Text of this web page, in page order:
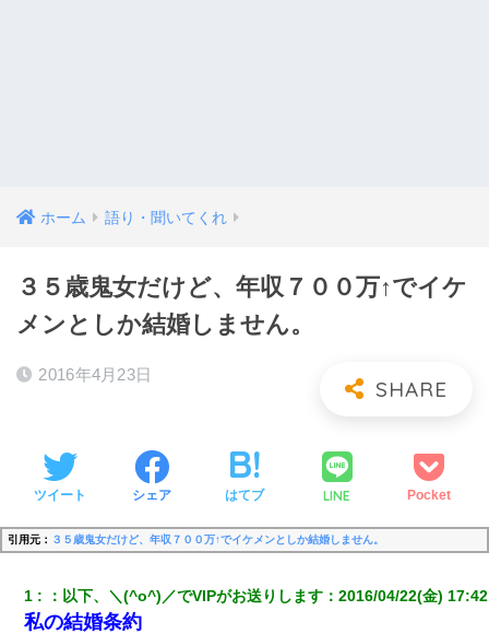
ホーム 語り・聞いてくれ
３５歳鬼女だけど、年収７００万↑でイケ
メンとしか結婚しません。
2016年4月23日
ツイート シェア はてブ LINE Pocket
引用元： ３５歳鬼女だけど、年収７００万↑でイケメンとしか結婚しません。
1 ： 以下、＼(^o^)／でVIPがお送りします ：2016/04/22(金)
私の結婚条約